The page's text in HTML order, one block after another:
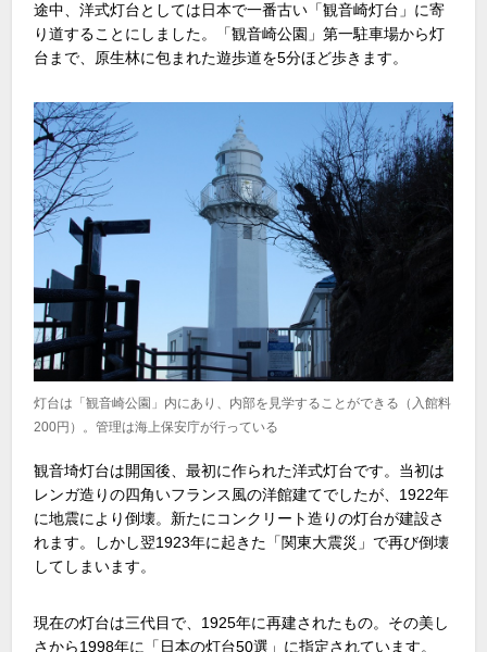
途中、洋式灯台としては日本で一番古い「観音崎灯台」に寄
り道することにしました。「観音崎公園」第一駐車場から灯
台まで、原生林に包まれた遊歩道を5分ほど歩きます。
灯台は「観音崎公園」内にあり、内部を見学することができる（入館料
200円）。管理は海上保安庁が行っている
観音埼灯台は開国後、最初に作られた洋式灯台です。当初は
レンガ造りの四角いフランス風の洋館建てでしたが、1922年
に地震により倒壊。新たにコンクリート造りの灯台が建設さ
れます。しかし翌1923年に起きた「関東大震災」で再び倒壊
してしまいます。
現在の灯台は三代目で、1925年に再建されたもの。その美し
さから1998年に「日本の灯台50選」に指定されています。